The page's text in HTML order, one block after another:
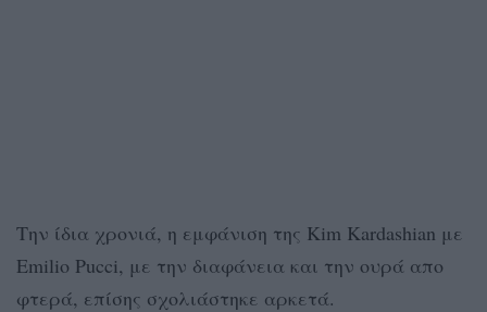
Την ίδια χρονιά, η εμφάνιση της Kim Kardashian με
Emilio Pucci, με την διαφάνεια και την ουρά απο
φτερά, επίσης σχολιάστηκε αρκετά.